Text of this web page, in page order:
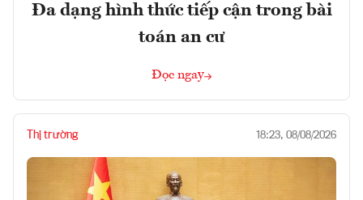
Đa dạng hình thức tiếp cận trong bài
toán an cư
Đọc ngay
Thị trường 18:23, 08/08/2026